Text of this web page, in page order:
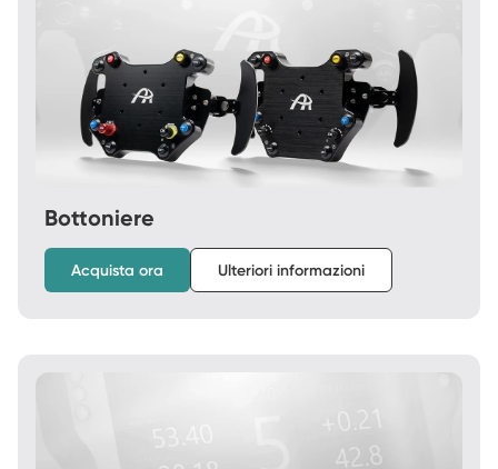
Bottoniere
Acquista ora Ulteriori informazioni